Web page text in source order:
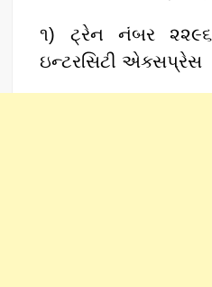
૧) ટ્રેન નંબર
ઇન્ટરસિટી એક્સપ્રેસ